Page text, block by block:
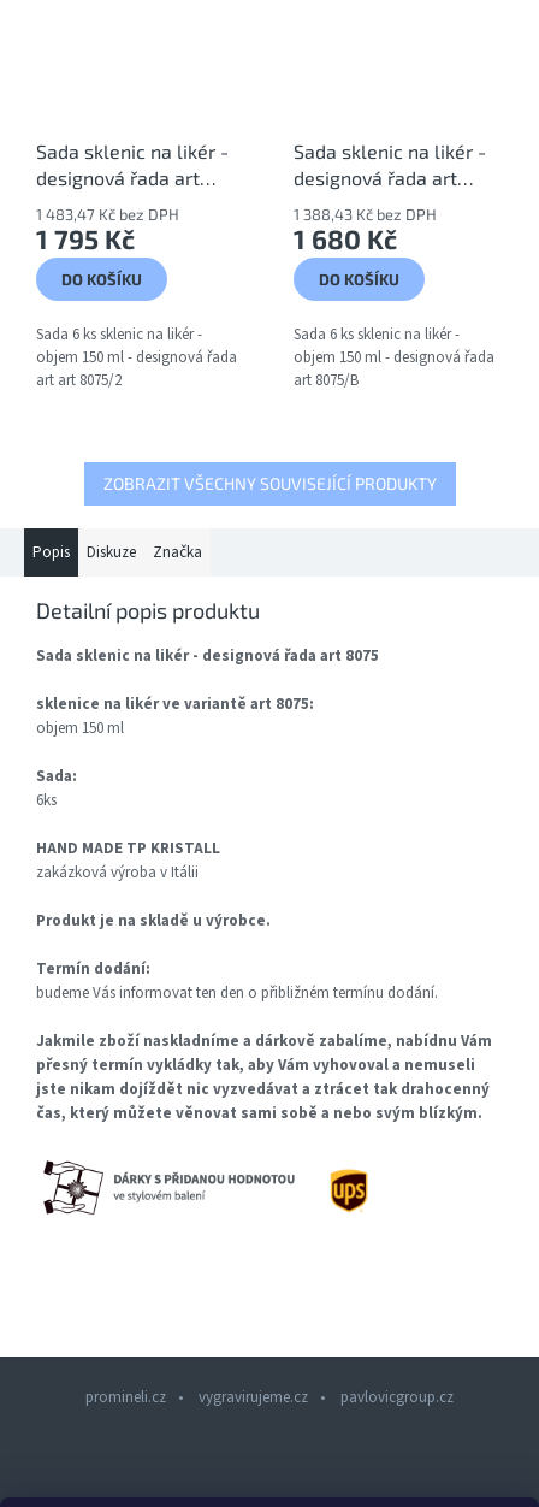
Sada sklenic na likér -
designová řada art
1 483,47 Kč bez DPH
1 795 Kč
DO KOŠÍKU
Sada 6 ks sklenic na likér -
objem 150 ml - designová řada
art art 8075/2
Sada sklenic na likér -
designová řada art
1 388,43 Kč bez DPH
1 680 Kč
DO KOŠÍKU
Sada 6 ks sklenic na likér -
objem 150 ml - designová řada
art 8075/B
ZOBRAZIT VŠECHNY SOUVISEJÍCÍ PRODUKTY
Popis Diskuze Značka
Detailní popis produktu
Sada sklenic na likér - designová řada art 8075
sklenice na likér ve variantě art 8075:
objem 150 ml
Sada:
6ks
HAND MADE TP KRISTALL
zakázková výroba v Itálii
Produkt je na skladě u výrobce.
Termín dodání:
budeme Vás informovat ten den o přibližném termínu dodání.
Jakmile zboží naskladníme a dárkově zabalíme, nabídnu Vám
přesný termín vykládky tak, aby Vám vyhovoval a nemuseli
jste nikam dojíždět nic vyzvedávat a ztrácet tak drahocenný
čas, který můžete věnovat sami sobě a nebo svým blízkým.
promineli.cz vygravirujeme.cz pavlovicgroup.cz